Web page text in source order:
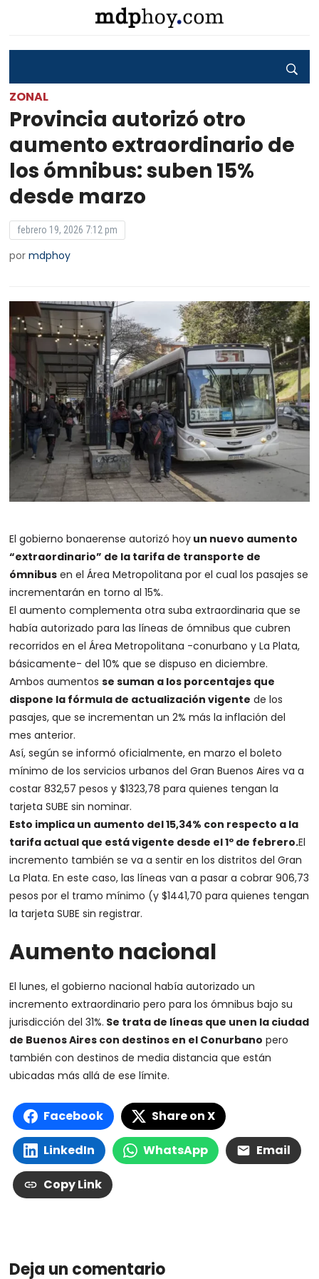
ZONAL
Provincia autorizó otro
aumento extraordinario de
los ómnibus: suben 15%
desde marzo
febrero 19, 2026 7:12 pm
pormdphoy
El gobierno bonaerense autorizó hoy un nuevo aumento
“extraordinario” de la tarifa de transporte de
ómnibus en el Área Metropolitana por el cual los pasajes se
incrementarán en torno al 15%.
El aumento complementa otra suba extraordinaria que se
había autorizado para las líneas de ómnibus que cubren
recorridos en el Área Metropolitana -conurbano y La Plata,
básicamente- del 10% que se dispuso en diciembre.
Ambos aumentosse suman a los porcentajes que
dispone la fórmula de actualización vigente de los
pasajes, que se incrementan un 2% más la inflación del
mes anterior.
Así, según se informó oficialmente, en marzo el boleto
mínimo de los servicios urbanos del Gran Buenos Aires va a
costar 832,57 pesos y $1323,78 para quienes tengan la
tarjeta SUBE sin nominar.
Esto implica un aumento del 15,34% con respecto a la
tarifa actual que está vigente desde el 1º de febrero.El
incremento también se va a sentir en los distritos del Gran
La Plata. En este caso, las líneas van a pasar a cobrar 906,73
pesos por el tramo mínimo (y $1441,70 para quienes tengan
la tarjeta SUBE sin registrar.
Aumento nacional
El lunes, el gobierno nacional había autorizado un
incremento extraordinario pero para los ómnibus bajo su
jurisdicción del 31%. Se trata de líneas que unen la ciudad
de Buenos Aires con destinos en el Conurbano pero
también con destinos de media distancia que están
ubicadas más allá de ese límite.
Facebook Share on X
LinkedIn WhatsApp Email
Copy Link
Deja un comentario